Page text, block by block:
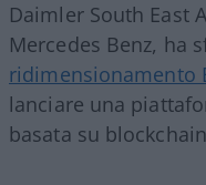
Daimler South East
Mercedes Benz, ha
ridimensionamento
lanciare una
basata su